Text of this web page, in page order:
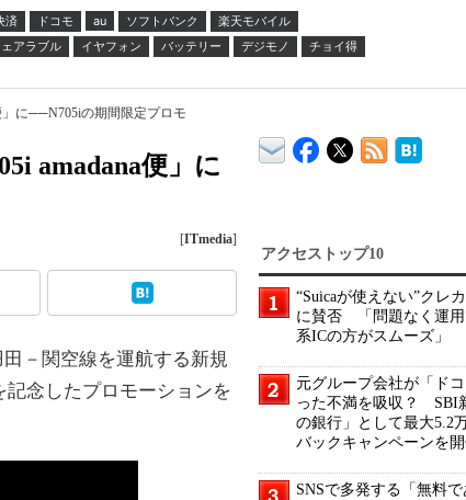
済 ドコモ au ソフトバンク
楽天モバイル
アラブル イヤフォン バッテリー デジモノ
チョイ得
」に──N705iの期間限定プロモ
amadana便」に
[ITmedia]
－関空線を運航する新規
記念したプロモーションを
アクセストップ10
“Suicaが使えない”クレ
に賛否 「問題なく運用
系ICの方がスムーズ」
元グループ会社が「ド
った不満を吸収？ SBI
の銀行」として最大5.2
バックキャンペーンを
SNSで多発する「無料